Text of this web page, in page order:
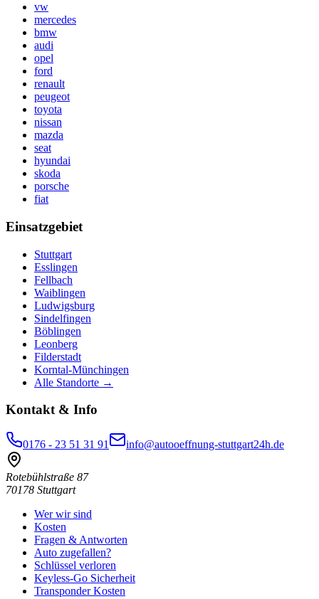
vw
mercedes
bmw
audi
opel
ford
renault
peugeot
toyota
nissan
mazda
seat
hyundai
skoda
porsche
fiat
Einsatzgebiet
Stuttgart
Esslingen
Fellbach
Waiblingen
Ludwigsburg
Sindelfingen
Böblingen
Leonberg
Filderstadt
Korntal-Münchingen
Alle Standorte →
Kontakt & Info
0176 - 23 51 31 91 info@autooeffnung-stuttgart24h.de
Rotebühlstraße 87
70178 Stuttgart
Wer wir sind
Kosten
Fragen & Antworten
Auto zugefallen?
Schlüssel verloren
Keyless-Go Sicherheit
Transponder Kosten